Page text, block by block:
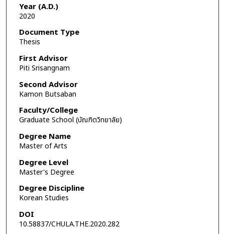
Year (A.D.)
2020
Document Type
Thesis
First Advisor
Piti Srisangnam
Second Advisor
Kamon Butsaban
Faculty/College
Graduate School (บัณฑิตวิทยาลัย)
Degree Name
Master of Arts
Degree Level
Master's Degree
Degree Discipline
Korean Studies
DOI
10.58837/CHULA.THE.2020.282